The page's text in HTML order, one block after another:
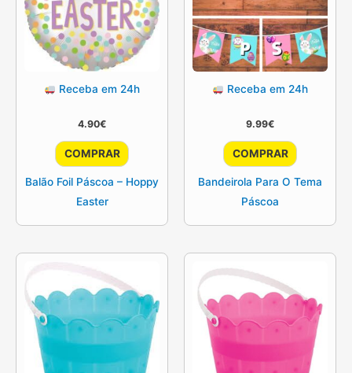
Receba em 24h
4.90€
COMPRAR
Balão Foil Páscoa – Hoppy
Easter
Receba em 24h
9.99€
COMPRAR
Bandeirola Para O Tema
Páscoa